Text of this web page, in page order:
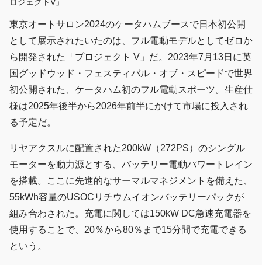
ロジェクトV」
東京オートサロン2024のケータハムブースで日本初公開
として展示されたいたのは、フル電動モデルとしてゼロか
ら開発された「プロジェクト V」だ。2023年7月13日に英
国グッドウッド・フェスティバル・オブ・スピードで世界
初公開された、ケータハム初のフル電動スポーツ。生産仕
様は2025年後半から2026年前半にかけて市場に投入され
る予定だ。
リヤアクスルに配置された200kW（272PS）のシングル
モーターを動力源とする、バッテリー電動パワートレイン
を搭載。ここに先進的なサーマルマネジメントを備えた、
55kWh容量のUSOCリチウムイオンバッテリーパックが
組み合わされた。充電に関しては150kW DC急速充電器を
使用することで、20％から80％まで15分間で充電できる
という。